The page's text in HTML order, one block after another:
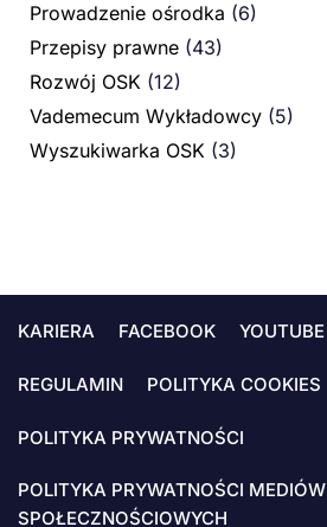
Prowadzenie ośrodka (6)
Przepisy prawne (43)
Rozwój OSK (12)
Vademecum Wykładowcy (5)
Wyszukiwarka OSK (3)
KARIERA FACEBOOK YOUTUBE
REGULAMIN POLITYKA COOKIES
POLITYKA PRYWATNOŚCI
POLITYKA PRYWATNOŚCI MEDIÓW
SPOŁECZNOŚCIOWYCH